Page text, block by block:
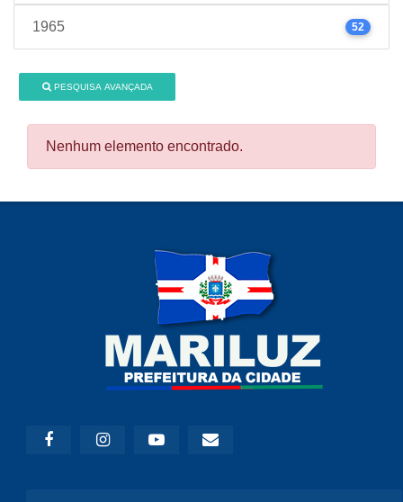
1965 52
PESQUISA AVANÇADA
Nenhum elemento encontrado.